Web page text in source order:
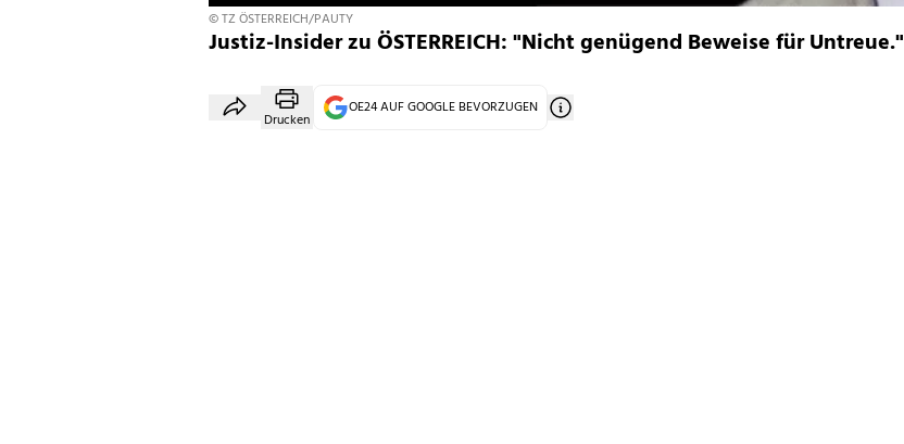
© TZ ÖSTERREICH/PAUTY
Justiz-Insider zu ÖSTERREICH: "Nicht genügend Beweise für Untreue."
Drucken
OE24 AUF GOOGLE BEVORZUGEN